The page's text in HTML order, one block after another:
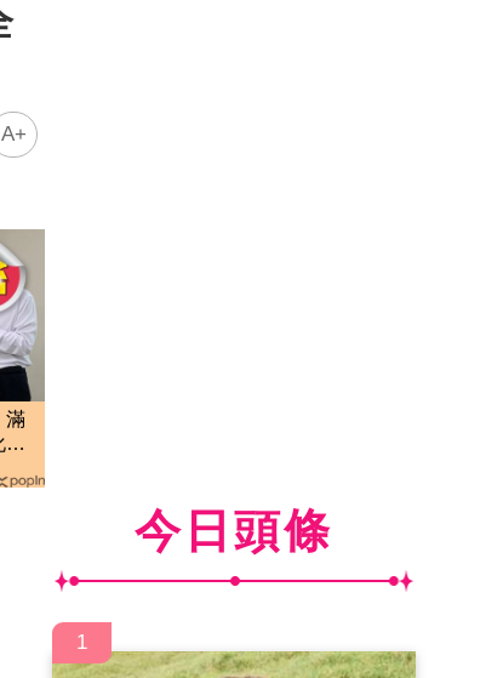
A+
滿
今日頭條
1